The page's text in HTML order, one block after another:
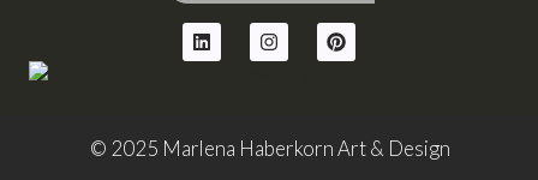
© 2025 Marlena Haberkorn Art & Design